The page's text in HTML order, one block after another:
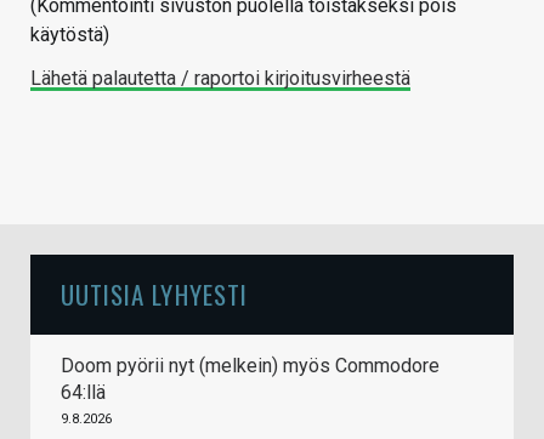
(Kommentointi sivuston puolella toistakseksi pois
käytöstä)
Lähetä palautetta / raportoi kirjoitusvirheestä
UUTISIA LYHYESTI
Doom pyörii nyt (melkein) myös Commodore
64:llä
9.8.2026